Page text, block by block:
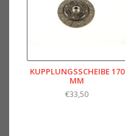
KUPPLUNGSSCHEIBE 170
MM
€33,50